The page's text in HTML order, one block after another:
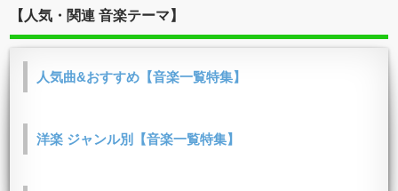
【人気・関連 音楽テーマ】
人気曲&おすすめ【音楽一覧特集】
洋楽 ジャンル別【音楽一覧特集】